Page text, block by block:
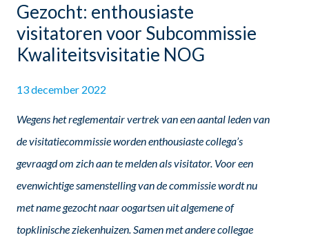
Gezocht: enthousiaste
visitatoren voor Subcommissie
Kwaliteitsvisitatie NOG
13 december 2022
Wegens het reglementair vertrek van een aantal leden van
de visitatiecommissie worden enthousiaste collega’s
gevraagd om zich aan te melden als visitator. Voor een
evenwichtige samenstelling van de commissie wordt nu
met name gezocht naar oogartsen uit algemene of
topklinische ziekenhuizen. Samen met andere collegae